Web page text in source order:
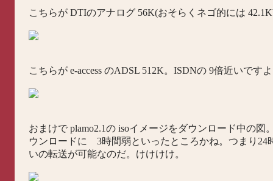
こちらが DTIのアナログ 56K(おそらくネゴ的には
こちらが e-access のADSL 512K。ISDNの 9倍近いです
おまけで plamo2.1の isoイメージをダウンロード中の図
ウンロードに 3時間弱といったところかね。つまり24
いの転送が可能なのだ。けけけけ。